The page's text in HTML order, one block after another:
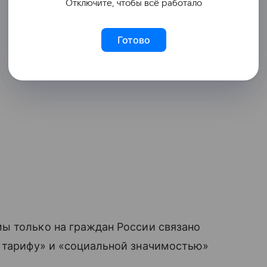
только на граждан России связано
и «социальной значимостью»
Отключите, чтобы всё работало
Готово